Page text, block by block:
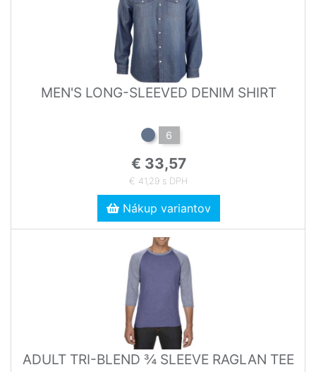
MEN'S LONG-SLEEVED DENIM SHIRT
6
€ 33,57
€ 41,29 s DPH
Nákup variantov
ADULT TRI-BLEND ¾ SLEEVE RAGLAN TEE